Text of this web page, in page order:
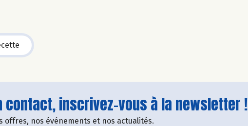
contact, inscrivez-vous à la newsletter !
offres, nos événements et nos actualités.